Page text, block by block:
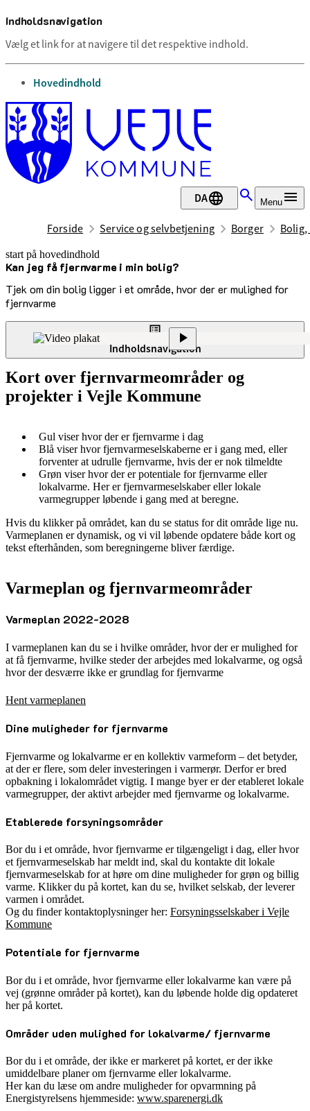
Indholdsnavigation
Vælg et link for at navigere til det respektive indhold.
gå til
Hovedindhold
DA Menu
Forside Service og selvbetjening Borger
start på hovedindhold
Kan jeg få fjernvarme i min bolig?
Tjek om din bolig ligger i et område, hvor der er mulighed for
fjernvarme
senest opdateret 16. marts 2026
Indholdsnavigation
Kort over fjernvarmeområder og
projekter i Vejle Kommune
Gul viser hvor der er fjernvarme i dag
Blå viser hvor fjernvarmeselskaberne er i gang med, eller
forventer at udrulle fjernvarme, hvis der er nok tilmeldte
Grøn viser hvor der er potentiale for fjernvarme eller
lokalvarme. Her er fjernvarmeselskaber eller lokale
varmegrupper løbende i gang med at beregne.
Hvis du klikker på området, kan du se status for dit område lige nu.
Varmeplanen er dynamisk, og vi vil løbende opdatere både kort og
tekst efterhånden, som beregningerne bliver færdige.
Varmeplan og fjernvarmeområder
Varmeplan 2022-2028
I varmeplanen kan du se i hvilke områder, hvor der er mulighed for
at få fjernvarme, hvilke steder der arbejdes med lokalvarme, og også
hvor der desværre ikke er grundlag for fjernvarme
Hent varmeplanen
Dine muligheder for fjernvarme
Fjernvarme og lokalvarme er en kollektiv varmeform – det betyder,
at der er flere, som deler investeringen i varmerør. Derfor er bred
opbakning i lokalområdet vigtig. I mange byer er der etableret lokale
varmegrupper, der aktivt arbejder med fjernvarme og lokalvarme.
Etablerede forsyningsområder
Bor du i et område, hvor fjernvarme er tilgængeligt i dag, eller hvor
et fjernvarmeselskab har meldt ind, skal du kontakte dit lokale
fjernvarmeselskab for at høre om dine muligheder for grøn og billig
varme. Klikker du på kortet, kan du se, hvilket selskab, der leverer
varmen i området.
Og du finder kontaktoplysninger her: Forsyningsselskaber i Vejle
Kommune
Potentiale for fjernvarme
Bor du i et område, hvor fjernvarme eller lokalvarme kan være på
vej (grønne områder på kortet), kan du løbende holde dig opdateret
her på kortet.
Områder uden mulighed for lokalvarme/ fjernvarme
Bor du i et område, der ikke er markeret på kortet, er der ikke
umiddelbare planer om fjernvarme eller lokalvarme.
Her kan du læse om andre muligheder for opvarmning på
Energistyrelsens hjemmeside: www.sparenergi.dk